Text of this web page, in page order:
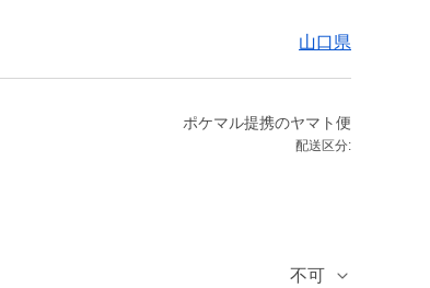
山口県
ポケマル提携のヤマト便
配送区分:
不可